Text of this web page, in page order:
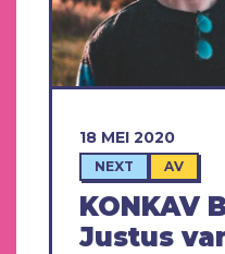
KONKAV
Justus
18 MEI 2020
NEXT AV